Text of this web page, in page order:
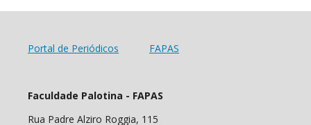
Portal de Periódicos FAPAS
Faculdade Palotina - FAPAS
Rua Padre Alziro Roggia, 115